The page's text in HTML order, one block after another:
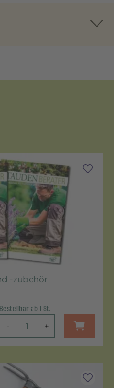
-zubehör
Bestellbar ab 1 St.
- +